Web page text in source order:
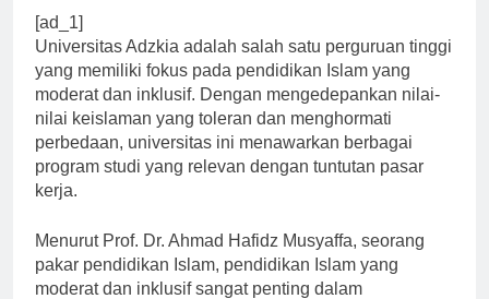
[ad_1]
Universitas Adzkia adalah salah satu perguruan tinggi
yang memiliki fokus pada pendidikan Islam yang
moderat dan inklusif. Dengan mengedepankan nilai-
nilai keislaman yang toleran dan menghormati
perbedaan, universitas ini menawarkan berbagai
program studi yang relevan dengan tuntutan pasar
kerja.
Menurut Prof. Dr. Ahmad Hafidz Musyaffa, seorang
pakar pendidikan Islam, pendidikan Islam yang
moderat dan inklusif sangat penting dalam